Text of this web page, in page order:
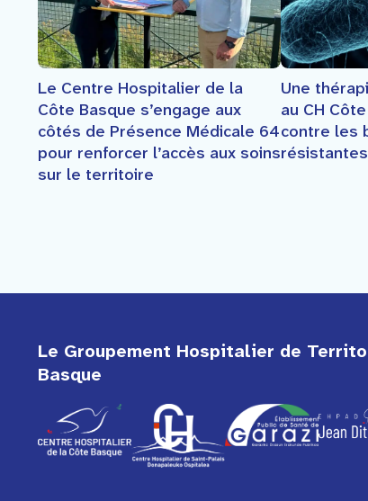
Le Centre Hospitalier de la
Côte Basque s’engage aux
côtés de Présence Médicale 64
pour renforcer l’accès aux soins
sur le territoire
Une
au CH
contre les
résistantes
Le Groupement Hospitalier de
Basque